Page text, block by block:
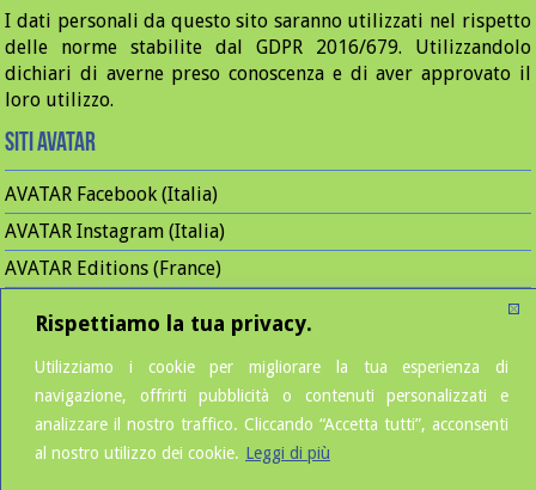
Rispettiamo la tua privacy.
Utilizziamo i cookie per migliorare la tua esperienza di
navigazione, offrirti pubblicità o contenuti personalizzati e
analizzare il nostro traffico. Cliccando “Accetta tutti”, acconsenti
al nostro utilizzo dei cookie. Leggi di più
I dati personali da questo sito saranno utilizzati nel rispetto
delle norme stabilite dal GDPR 2016/679. Utilizzandolo
dichiari di averne preso conoscenza e di aver approvato il
loro utilizzo.
Siti Avatar
AVATAR Facebook (Italia)
AVATAR Instagram (Italia)
AVATAR Editions (France)
AVATAR Instagram (France)
AVATAR LinkedIn (Fr & It)
AVATAR YouTube (Fr & It)